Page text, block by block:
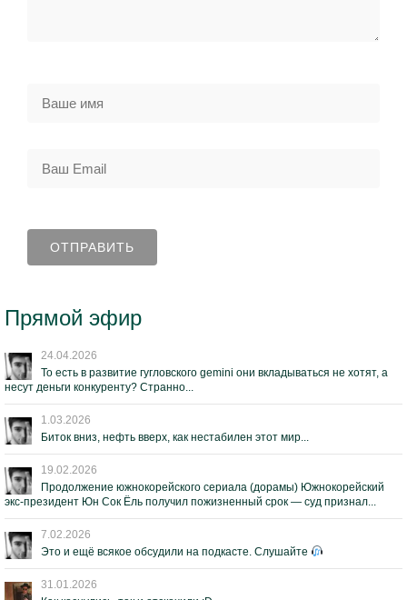
Прямой эфир
24.04.2026
То есть в развитие гугловского gemini они вкладываться не хотят, а
несут деньги конкуренту? Странно...
1.03.2026
Биток вниз, нефть вверх, как нестабилен этот мир...
19.02.2026
Продолжение южнокорейского сериала (дорамы) Южнокорейский
экс-президент Юн Сок Ёль получил пожизненный срок — суд признал...
7.02.2026
Это и ещё всякое обсудили на подкасте. Слушайте
31.01.2026